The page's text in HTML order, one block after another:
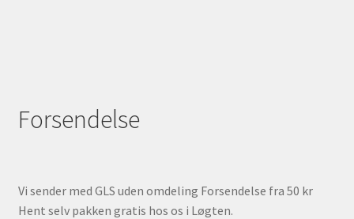
Forsendelse
Vi sender med GLS uden omdeling Forsendelse fra 50 kr
Hent selv pakken gratis hos os i Løgten.